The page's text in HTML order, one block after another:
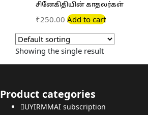
சினேகிதியின் காதலர்கள்
₹250.00 Add to cart
Showing the single result
Product categories
UYIRMMAI subscription